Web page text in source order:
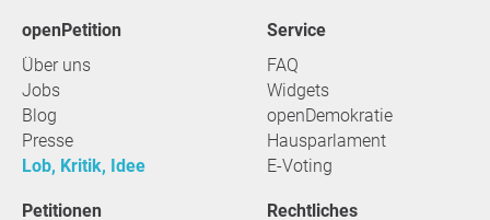
openPetition
Über uns
Jobs
Blog
Presse
Lob, Kritik, Idee
Service
FAQ
Widgets
openDemokratie
Hausparlament
E-Voting
Petitionen Rechtliches